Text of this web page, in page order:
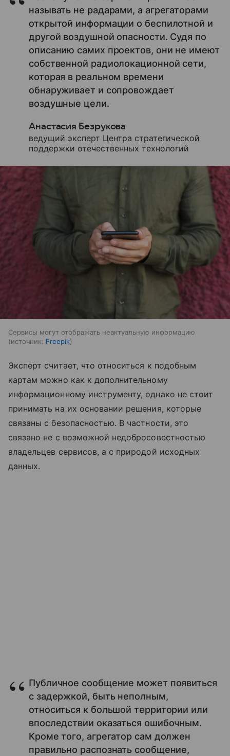
называть не радарами, а агрегаторами
открытой информации о беспилотной и
другой воздушной опасности. Судя по
описанию самих проектов, они не имеют
собственной радиолокационной сети,
которая в реальном времени
обнаруживает и сопровождает
воздушные цели.
Анастасия Безрукова
ведущий эксперт Центра стратегической
поддержки отечественных технологий
Сервисы могут отображать неактуальную информацию
источник: Freepik
Эксперт считает, что относиться к подобным
картам можно как к дополнительному
информационному инструменту, однако не стоит
принимать на их основании решения, которые
связаны с безопасностью. В частности, это
связано не с возможной недобросовестностью
владельцев сервисов, а с природой исходных
данных.
Публичное сообщение может появиться
с задержкой, быть неполным,
относиться к большой территории или
впоследствии оказаться ошибочным.
Кроме того, агрегатор сам должен
правильно распознать сообщение,